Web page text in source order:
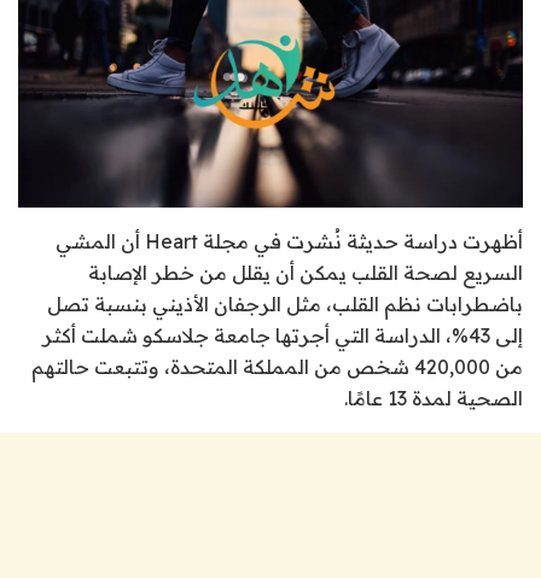
أظهرت دراسة حديثة نُشرت في مجلة Heart أن المشي
السريع لصحة القلب يمكن أن يقلل من خطر الإصابة
باضطرابات نظم القلب، مثل الرجفان الأذيني بنسبة تصل
إلى 43%، الدراسة التي أجرتها جامعة جلاسكو شملت أكثر
من 420,000 شخص من المملكة المتحدة، وتتبعت حالتهم
الصحية لمدة 13 عامًا.